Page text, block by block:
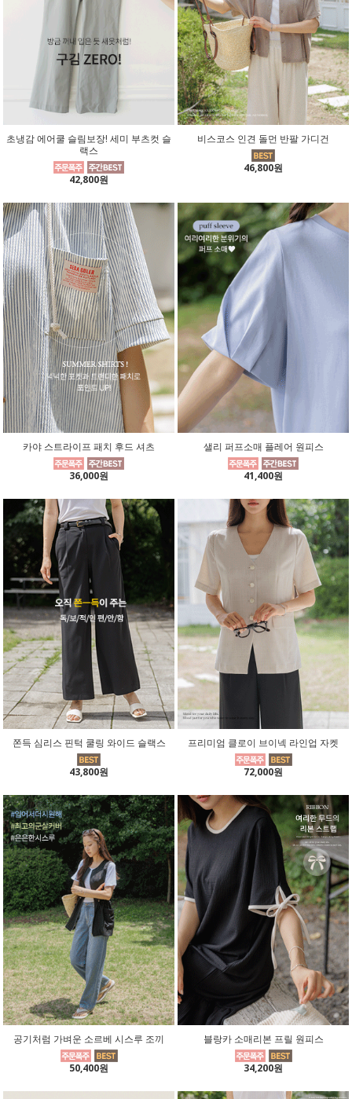
초냉감 에어쿨 슬림보장! 세미 부츠컷 슬
랙스
42,800원
비스코스 인견 돌먼 반팔 가디건
46,800원
카야 스트라이프 패치 후드 셔츠
36,000원
샐리 퍼프소매 플레어 원피스
41,400원
쫀득 심리스 핀턱 쿨링 와이드 슬랙스
43,800원
프리미엄 클로이 브이넥 라인업 자켓
72,000원
공기처럼 가벼운 소르베 시스루 조끼
50,400원
블랑카 소매리본 프릴 원피스
34,200원